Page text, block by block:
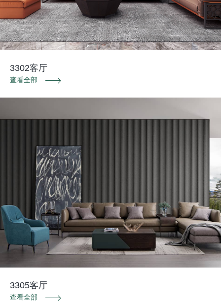
3302客厅
查看全部
3305客厅
查看全部